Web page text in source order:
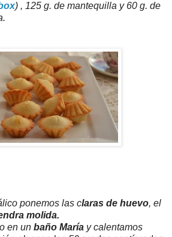
) , 125 g. de mantequilla y 60 g. de
ponemos las claras de huevo, el
molida.
en un baño María y calentamos